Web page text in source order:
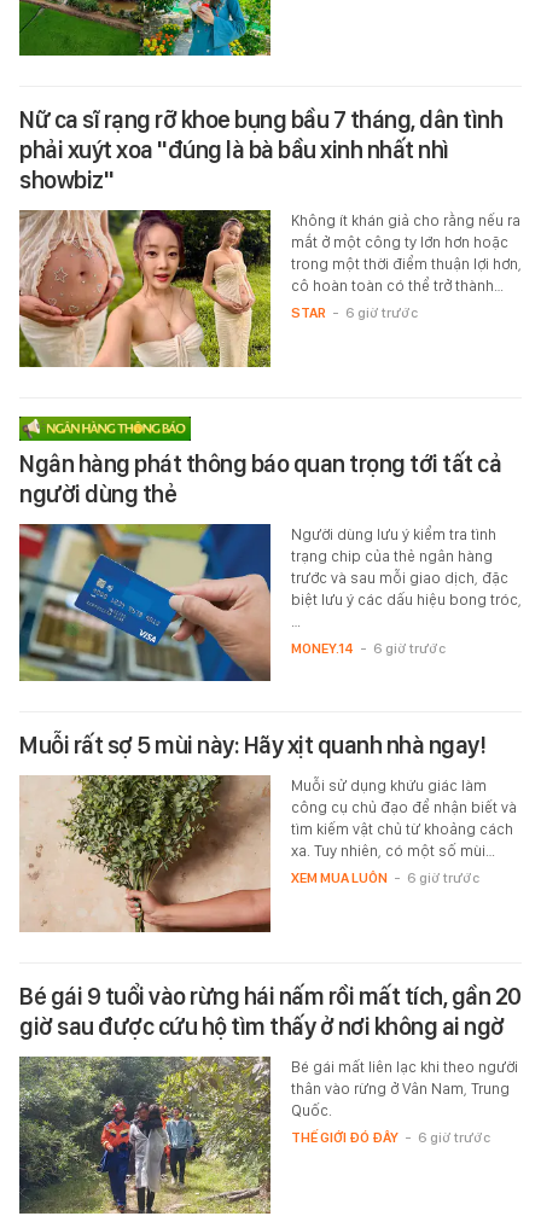
Nữ ca sĩ rạng rỡ khoe bụng bầu 7 tháng, dân tình
phải xuýt xoa "đúng là bà bầu xinh nhất nhì
showbiz"
Không ít khán giả cho rằng nếu ra
mắt ở một công ty lớn hơn hoặc
trong một thời điểm thuận lợi hơn,
cô hoàn toàn có thể trở thành…
STAR - 6 giờ trước
Ngân hàng phát thông báo quan trọng tới tất cả
người dùng thẻ
Người dùng lưu ý kiểm tra tình
trạng chip của thẻ ngân hàng
trước và sau mỗi giao dịch, đặc
biệt lưu ý các dấu hiệu bong tróc,
MONEY.14 - 6 giờ trước
Muỗi rất sợ 5 mùi này: Hãy xịt quanh nhà ngay!
Muỗi sử dụng khứu giác làm
công cụ chủ đạo để nhận biết và
tìm kiếm vật chủ từ khoảng cách
xa. Tuy nhiên, có một số mùi…
XEM MUA LUÔN - 6 giờ trước
Bé gái 9 tuổi vào rừng hái nấm rồi mất tích, gần 20
giờ sau được cứu hộ tìm thấy ở nơi không ai ngờ
Bé gái mất liên lạc khi theo người
thân vào rừng ở Vân Nam, Trung
Quốc.
THẾ GIỚI ĐÓ ĐÂY - 6 giờ trước